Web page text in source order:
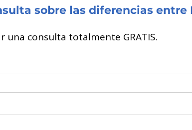
sobre las diferencias
una consulta totalmente GRATIS.